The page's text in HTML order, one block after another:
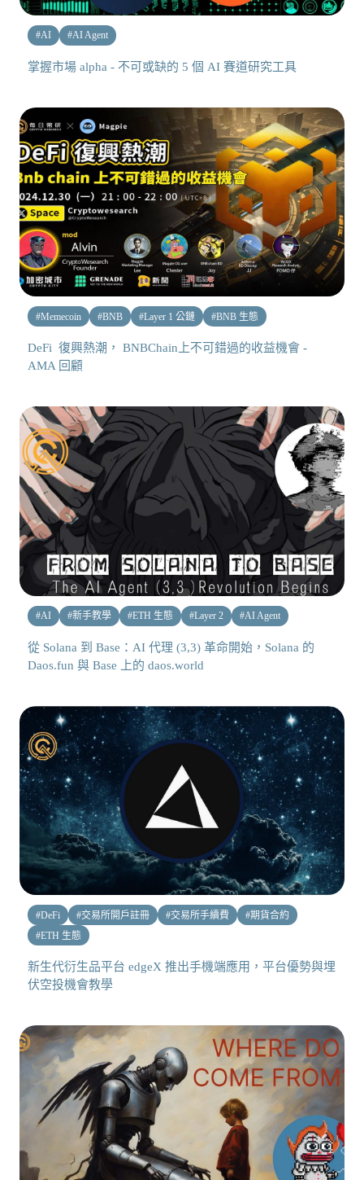
#AI #AI Agent
掌握市場 alpha - 不可或缺的 5 個 AI 賽道研究工具
#Memecoin #BNB #Layer 1 公鏈 #BNB 生態
DeFi 復興熱潮， BNBChain上不可錯過的收益機會 -
AMA 回顧
#AI #新手教學 #ETH 生態 #Layer 2 #AI Agent
從 Solana 到 Base：AI 代理 (3,3) 革命開始，Solana 的
Daos.fun 與 Base 上的 daos.world
#DeFi #交易所開戶註冊 #交易所手續費 #期貨合約
#ETH 生態
新生代衍生品平台 edgeX 推出手機端應用，平台優勢與埋
伏空投機會教學